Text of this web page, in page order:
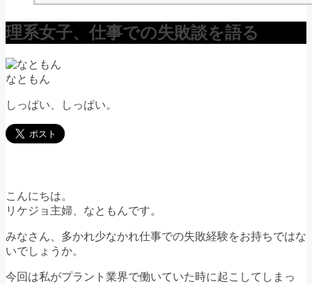
理系女子、仕事での失敗談を語る
なともん
しっぱい、しっぱい。
こんにちは。
リケジョ主婦、なともんです。
みなさん、多かれ少なかれ仕事での失敗経験をお持ちではな
いでしょうか。
今回は私がプラント業界で働いていた時に起こしてしまっ